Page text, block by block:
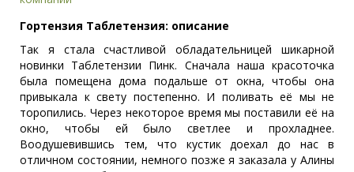
Гортензия Таблетензия: описание
Так я стала счастливой обладательницей шикарной
новинки Таблетензии Пинк. Сначала наша красоточка
была помещена дома подальше от окна, чтобы она
привыкала к свету постепенно. И поливать её мы не
торопились. Через некоторое время мы поставили её на
окно, чтобы ей было светлее и прохладнее.
Воодушевившись тем, что кустик доехал до нас в
отличном состоянии, немного позже я заказала у Алины